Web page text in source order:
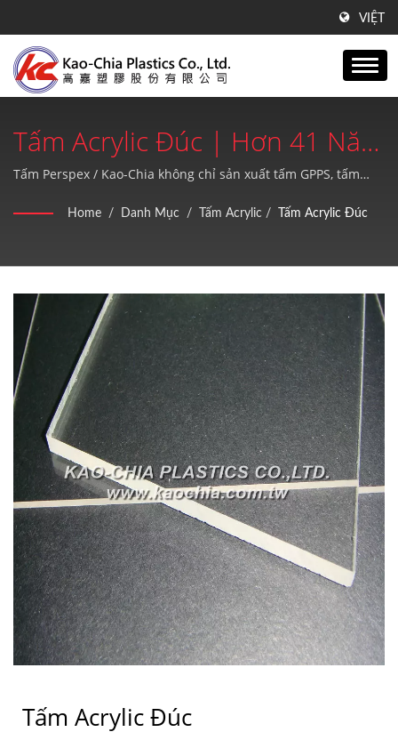
VIỆT
Tấm Acrylic Đúc | Hơn 41 Năm
Kinh Nghiệm Sản Xuất Màng
PE Thổi, Tấm GPPS & Công
Tấm Perspex / Kao-Chia không chỉ sản xuất tấm GPPS, tấm
chất lượng cao và hoàn hảo.
Home / Danh Mục / Tấm Acrylic / Tấm Acrylic Đúc
Tấm Acrylic Đúc